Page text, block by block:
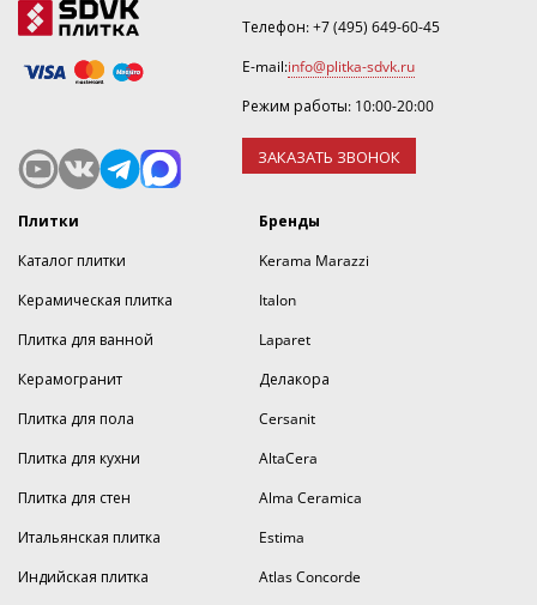
Телефон:+7 (495) 649-60-45
E-mail:info@plitka-sdvk.ru
Режим работы: 10:00-20:00
ЗАКАЗАТЬ ЗВОНОК
Плитки
Каталог плитки
Керамическая плитка
Плитка для ванной
Керамогранит
Плитка для пола
Плитка для кухни
Плитка для стен
Итальянская плитка
Индийская плитка
Бренды
Kerama Marazzi
Italon
Laparet
Делакора
Cersanit
AltaCera
Alma Ceramica
Estima
Atlas Concorde